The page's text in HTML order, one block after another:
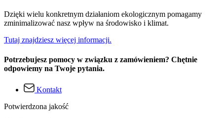
Dzięki wielu konkretnym działaniom ekologicznym pomagamy
zminimalizować nasz wpływ na środowisko i klimat.
Tutaj znajdziesz więcej informacji.
Potrzebujesz pomocy w związku z zamówieniem? Chętnie
odpowiemy na Twoje pytania.
Kontakt
Potwierdzona jakość